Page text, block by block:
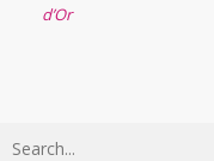
d’Or